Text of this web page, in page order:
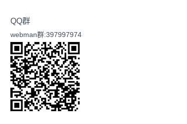
QQ群
webman群:397997974